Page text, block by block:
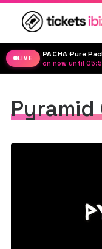
LIVE PACHA·Pure
on now until
Pyramid